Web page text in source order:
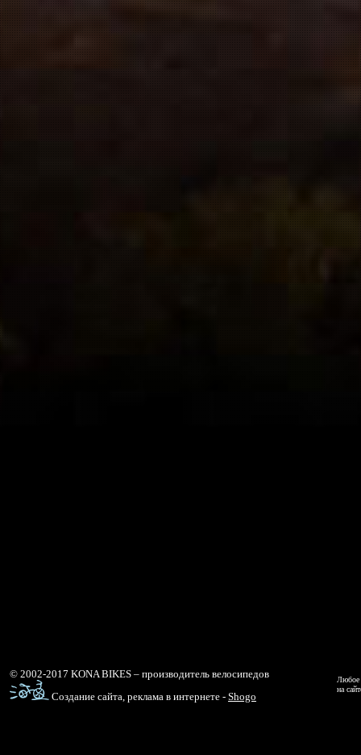
© 2002-2017 KONA BIKES – производитель велосипедов
Создание сайта, реклама в интернете - Shogo
Любое
на